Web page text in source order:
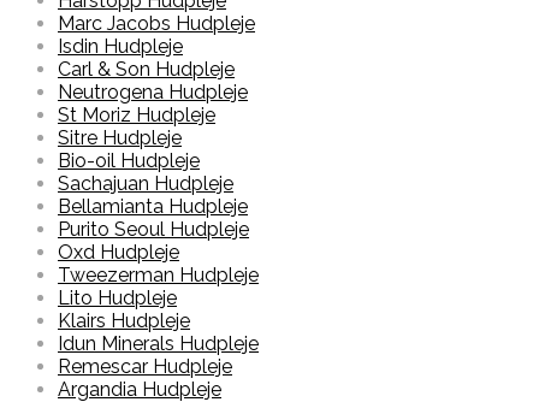
Marc Jacobs Hudpleje
Isdin Hudpleje
Carl & Son Hudpleje
Neutrogena Hudpleje
St Moriz Hudpleje
Sitre Hudpleje
Bio-oil Hudpleje
Sachajuan Hudpleje
Bellamianta Hudpleje
Purito Seoul Hudpleje
Oxd Hudpleje
Tweezerman Hudpleje
Lito Hudpleje
Klairs Hudpleje
Idun Minerals Hudpleje
Remescar Hudpleje
Argandia Hudpleje